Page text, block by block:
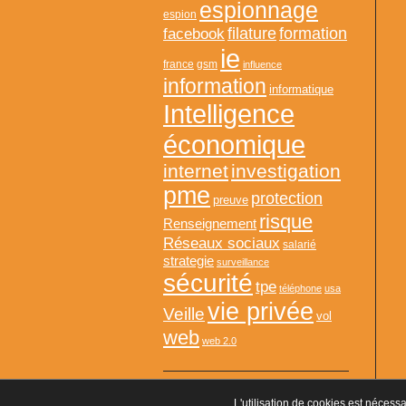
espion espionnage
facebook filatureformation
france gsm ie influence
information informatique
Intelligence
économique
internetinvestigation
pme preuve protection
Renseignement risque
Réseaux sociaux salarié
strategie surveillance
sécurité tpe téléphone usa
Veillevie privée vol
web web 2.0
L'utilisation de cookies est